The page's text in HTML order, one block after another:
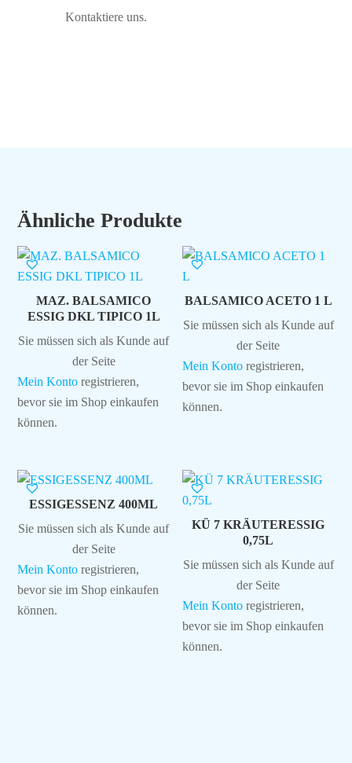
Kontaktiere uns.
Ähnliche Produkte
MAZ. BALSAMICO
ESSIG DKL TIPICO 1L
Sie müssen sich als Kunde auf
der Seite
Mein Konto registrieren,
bevor sie im Shop einkaufen
können.
BALSAMICO ACETO 1 L
Sie müssen sich als Kunde auf
der Seite
Mein Konto registrieren,
bevor sie im Shop einkaufen
können.
ESSIGESSENZ 400ML
Sie müssen sich als Kunde auf
der Seite
Mein Konto registrieren,
bevor sie im Shop einkaufen
können.
KÜ 7 KRÄUTERESSIG
0,75L
Sie müssen sich als Kunde auf
der Seite
Mein Konto registrieren,
bevor sie im Shop einkaufen
können.